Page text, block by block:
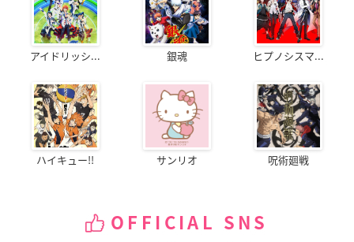
アイドリッシ... 銀魂 ヒプノシスマ...
ハイキュー!! サンリオ 呪術廻戦
OFFICIAL SNS